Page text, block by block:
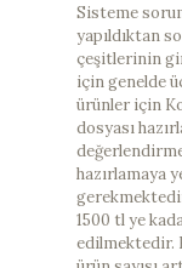
Sisteme
yapıldıktan
çeşitlerinin
için genelde
ürünler için
dosyası
hazırlamaya
1500 tl ye
edilmektedir.